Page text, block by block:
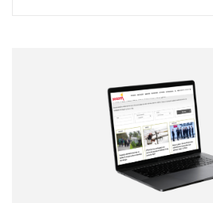
Correo electrónico
Tipo de comentario